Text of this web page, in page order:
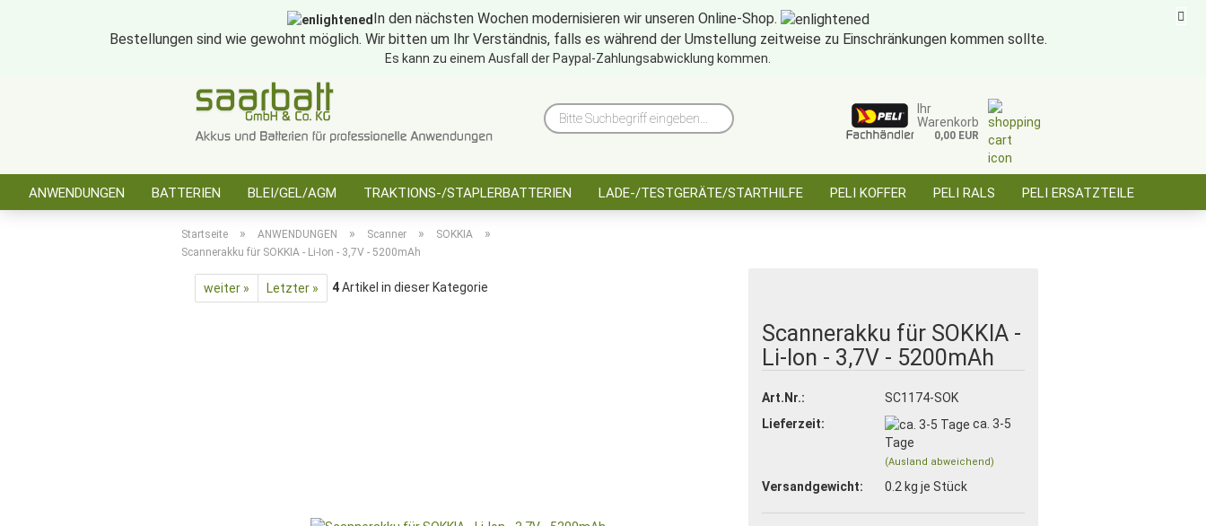
10 Jahre saarbatt Hinweise für öffentl. Auftraggeber, Behörden, BOS
Passwort
Passwort vergessen?
Bitte
Ihr
Warenkorb
0,00 EUR
In den nächsten Wochen modernisieren wir unseren Online-Shop.
Bestellungen sind wie gewohnt möglich. Wir bitten um Ihr Verständnis, falls es während der Umstellung zeitweise zu Einschränkungen kommen sollte.
Es kann zu einem Ausfall der Paypal-Zahlungsabwicklung kommen.
ANWENDUNGEN BATTERIEN BLEI/GEL/AGM TRAKTIONS-/STAPLERBATTERIEN LADE-/TESTGERÄTE/STARTHILFE PELI KOFFER PELI RALS PELI ERSATZTEILE
Startseite » ANWENDUNGEN » Scanner » SOKKIA »
Scannerakku für SOKKIA - Li-Ion - 3,7V - 5200mAh
weiter » Letzter » 4Artikel in dieser Kategorie
Scannerakku für SOKKIA -
Li-Ion - 3,7V - 5200mAh
Art.Nr.:
SC1174-SOK
Lieferzeit:
ca. 3-5
Tage
(Ausland abweichend)
Versandgewicht: 0.2 kg je Stück